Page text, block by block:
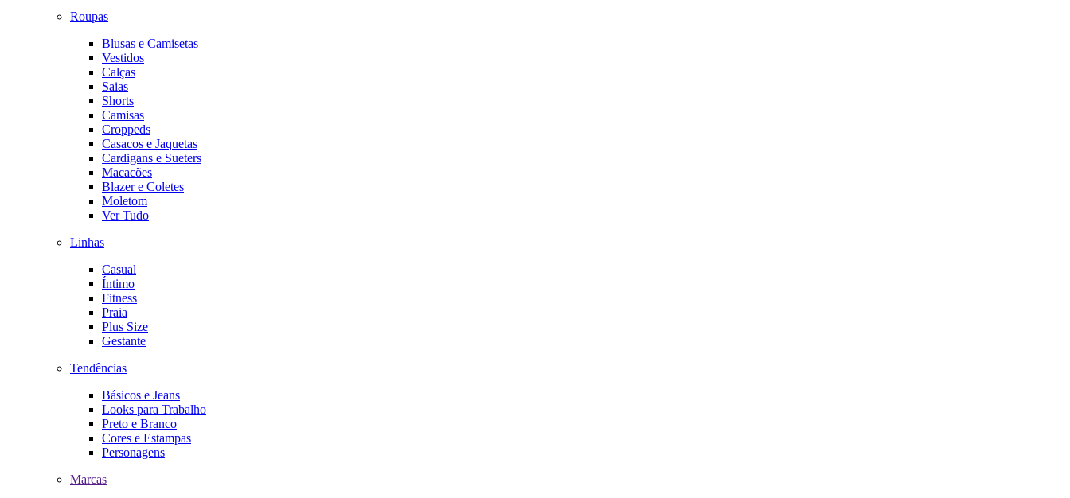
Roupas
Blusas e Camisetas
Vestidos
Calças
Saias
Shorts
Camisas
Croppeds
Casacos e Jaquetas
Cardigans e Sueters
Macacões
Blazer e Coletes
Moletom
Ver Tudo
Linhas
Casual
Íntimo
Fitness
Praia
Plus Size
Gestante
Tendências
Básicos e Jeans
Looks para Trabalho
Preto e Branco
Cores e Estampas
Personagens
Marcas